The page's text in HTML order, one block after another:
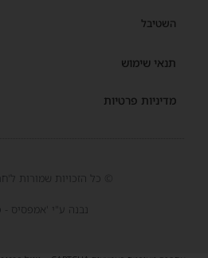
השטיבל
תנאי שימוש
מדיניות פרטיות
© כל הזכויות שמורות
נבנה ע"י 'אמפסיס -